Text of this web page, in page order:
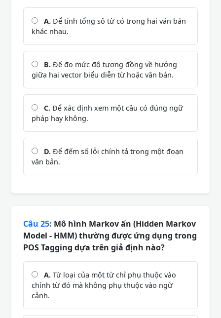
A. Để tính tổng số từ có trong hai văn bản
khác nhau.
B. Để đo mức độ tương đồng về hướng
giữa hai vector biểu diễn từ hoặc văn bản.
C. Để xác định xem một câu có đúng ngữ
pháp hay không.
D. Để đếm số lỗi chính tả trong một đoạn
văn bản.
Câu 25: Mô hình Markov ẩn (Hidden Markov
Model - HMM) thường được ứng dụng trong
POS Tagging dựa trên giả định nào?
A. Từ loại của một từ chỉ phụ thuộc vào
chính từ đó mà không phụ thuộc vào ngữ
cảnh.